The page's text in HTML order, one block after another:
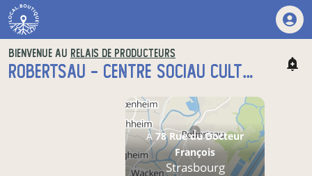
BIENVENUE AU RELAIS DE PRODUCTEURS
ROBERTSAU - CENTRE SOCIAU CULTUREL L'ESCALE
À 78 Rue du Docteur
François
Strasbourg